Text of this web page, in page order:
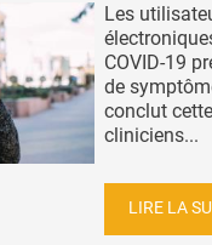
Les
COVID-19
de
conclut
cliniciens...
LIRE LA